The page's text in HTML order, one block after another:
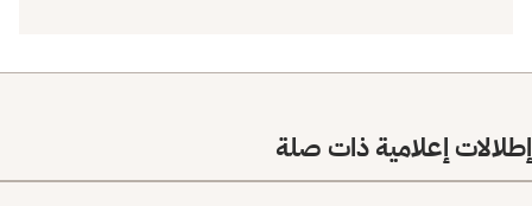
إطلالات إعلامية ذات صلة